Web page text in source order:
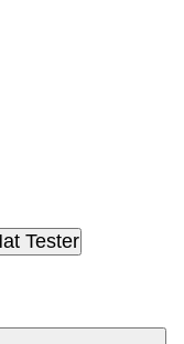
Tester